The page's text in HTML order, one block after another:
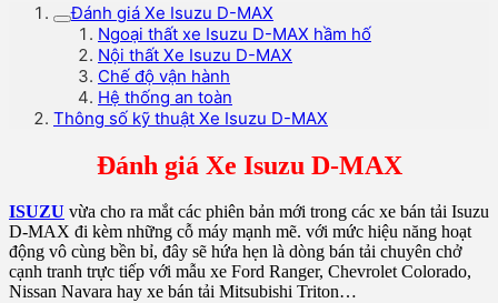
Đánh giá Xe Isuzu D-MAX
Ngoại thất xe Isuzu D-MAX hầm hố
Nội thất Xe Isuzu D-MAX
Chế độ vận hành
Hệ thống an toàn
Thông số kỹ thuật Xe Isuzu D-MAX
Đánh giá Xe Isuzu D-MAX
ISUZU vừa cho ra mắt các phiên bản mới trong các xe bán tải Isuzu
D-MAX đi kèm những cỗ máy mạnh mẽ. với mức hiệu năng hoạt
động vô cùng bền bỉ, đây sẽ hứa hẹn là dòng bán tải chuyên chở
cạnh tranh trực tiếp với mẫu xe Ford Ranger, Chevrolet Colorado,
Nissan Navara hay xe bán tải Mitsubishi Triton…